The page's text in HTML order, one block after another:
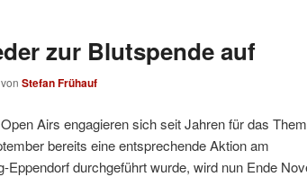
zur Blutspende auf
von Stefan Frühauf
Airs engagieren sich seit Jahren für das
bereits eine entsprechende Aktion am
Eppendorf durchgeführt wurde, wird nun Ende